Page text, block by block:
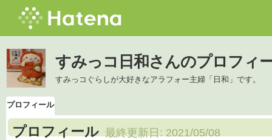
すみっコ日和さんのプロフィ
すみっコぐらしが大好きなアラフォー主婦「日和」です。
プロフィール
プロフィール 最終更新日: 2021/05/08